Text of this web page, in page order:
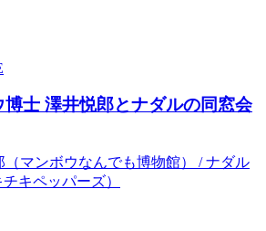
博士 澤井悦郎とナダルの同窓会
（マンボウなんでも博物館） / ナダル
キペッパーズ）